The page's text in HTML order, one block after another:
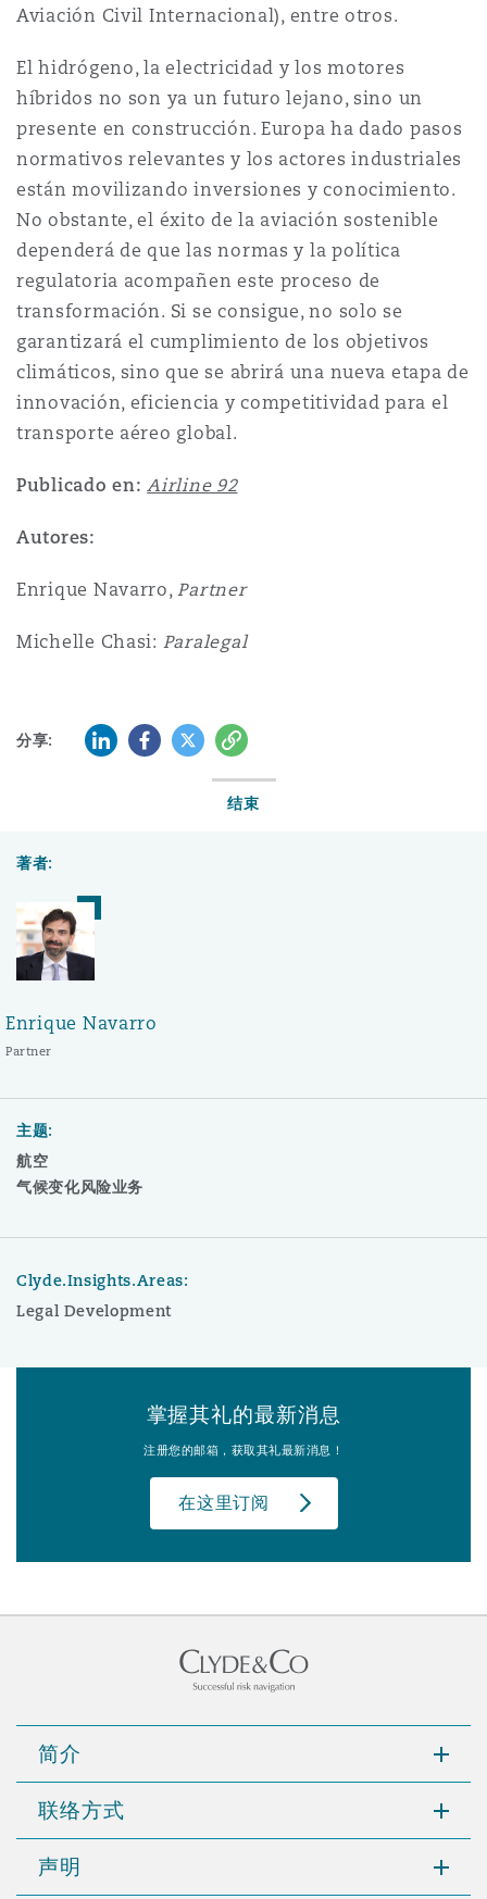
Aviación Civil Internacional), entre otros.
El hidrógeno, la electricidad y los motores
híbridos no son ya un futuro lejano, sino un
presente en construcción. Europa ha dado pasos
normativos relevantes y los actores industriales
están movilizando inversiones y conocimiento.
No obstante, el éxito de la aviación sostenible
dependerá de que las normas y la política
regulatoria acompañen este proceso de
transformación. Si se consigue, no solo se
garantizará el cumplimiento de los objetivos
climáticos, sino que se abrirá una nueva etapa de
innovación, eficiencia y competitividad para el
transporte aéreo global.
Publicado en: Airline 92
Autores:
Enrique Navarro,Partner
Michelle Chasi: Paralegal
分享: LinkedInFacebook
Twitter复制
结束
著者:
Enrique Navarro
Partner
主题:
航空
气候变化风险业务
Clyde.Insights.Areas:
Legal Development
掌握其礼的最新消息
注册您的邮箱，获取其礼最新消息！
在这里订阅
简介
联络方式
声明